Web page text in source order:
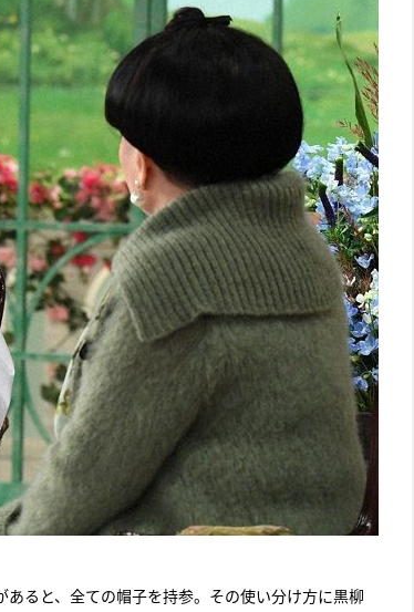
ると、全ての帽子を持参。その使い分け方に黒柳
『アイ＝ラブ！げーみんぐ』＝LOV
E齋藤樹愛羅＆佐々木舞香SPインタ
ビュー